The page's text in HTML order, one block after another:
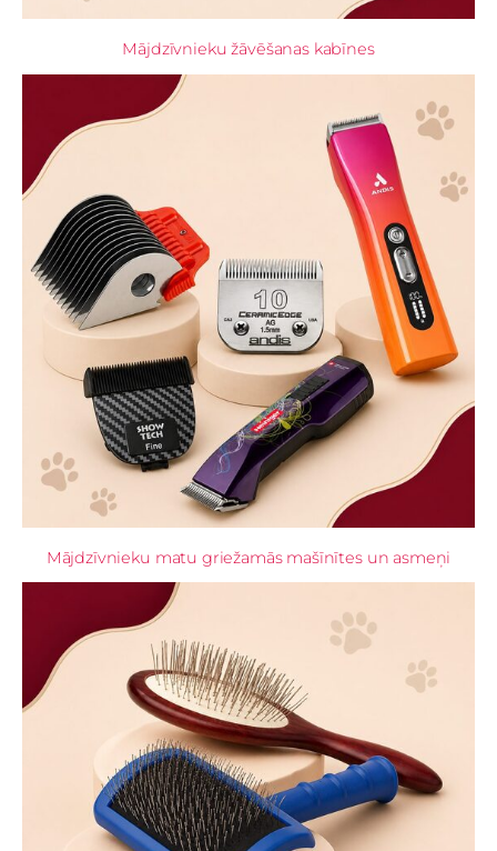
Mājdzīvnieku žāvēšanas kabīnes
Mājdzīvnieku matu griežamās mašīnītes un asmeņi